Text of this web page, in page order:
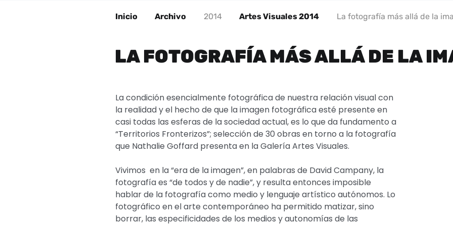
Inicio Archivo 2014 Artes Visuales 2014 La fotografía más allá de la
LA FOTOGRAFÍA MÁS ALLÁ DE LA
La condición esencialmente fotográfica de nuestra relación visual con
la realidad y el hecho de que la imagen fotográfica esté presente en
casi todas las esferas de la sociedad actual, es lo que da fundamento a
“Territorios Fronterizos”; selección de 30 obras en torno a la fotografía
que Nathalie Goffard presenta en la Galería Artes Visuales.
Vivimos en la “era de la imagen”, en palabras de David Campany, la
fotografía es “de todos y de nadie”, y resulta entonces imposible
hablar de la fotografía como medio y lenguaje artístico autónomos. Lo
fotográfico en el arte contemporáneo ha permitido matizar, sino
borrar, las especificidades de los medios y autonomías de las